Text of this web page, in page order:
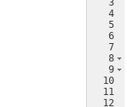
3
4
5
6
7
8
9
10
11
12